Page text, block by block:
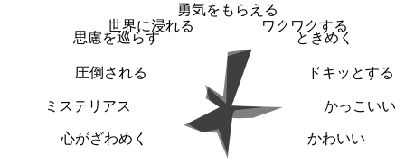
勇気をもらえる
ワクワクする
ときめく
ドキッとする
かっこいい
かわいい
心がざわめく
ミステリアス
圧倒される
思慮を巡らす
世界に浸れる